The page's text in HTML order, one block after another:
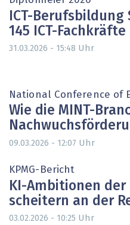
ICT-
145 ICT-Fachkräfte
31.03.2026 - 15:48 Uhr
National Conference of
Wie die MINT-
09.03.2026 - 12:07 Uhr
KPMG-Bericht
KI-Ambitionen
scheitern an der
03.02.2026 - 10:25 Uhr